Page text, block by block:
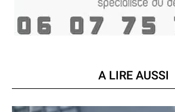
A LIRE AUSSI